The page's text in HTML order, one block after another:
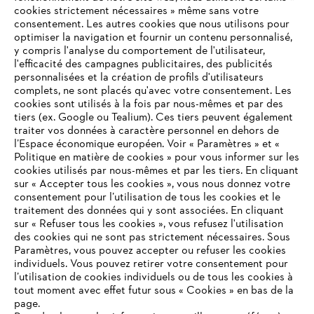
L'Entreprise
STIHL FAQ
Contact
Politique de protection des données
VOTRE NAVIGATEUR INTERNET
N'EST PLUS PRIS EN CHARGE
Vous utilisez un navigateur Internet que nous ne prenons plus
en charge, et certaines fonctionnalités de notre site ne
peuvent fonctionner correctement. Pour une utilisation
cookies strictement nécessaires » même sans votre
consentement. Les autres cookies que nous utilisons pour
optimiser la navigation et fournir un contenu personnalisé,
y compris l'analyse du comportement de l'utilisateur,
l'efficacité des campagnes publicitaires, des publicités
personnalisées et la création de profils d'utilisateurs
complets, ne sont placés qu'avec votre consentement. Les
cookies sont utilisés à la fois par nous-mêmes et par des
tiers (ex. Google ou Tealium). Ces tiers peuvent également
traiter vos données à caractère personnel en dehors de
l’Espace économique européen. Voir « Paramètres » et «
Politique en matière de cookies » pour vous informer sur les
cookies utilisés par nous-mêmes et par les tiers. En cliquant
sur « Accepter tous les cookies », vous nous donnez votre
consentement pour l’utilisation de tous les cookies et le
traitement des données qui y sont associées. En cliquant
sur « Refuser tous les cookies », vous refusez l'utilisation
des cookies qui ne sont pas strictement nécessaires. Sous
Paramètres, vous pouvez accepter ou refuser les cookies
individuels. Vous pouvez retirer votre consentement pour
l’utilisation de cookies individuels ou de tous les cookies à
tout moment avec effet futur sous « Cookies » en bas de la
page.